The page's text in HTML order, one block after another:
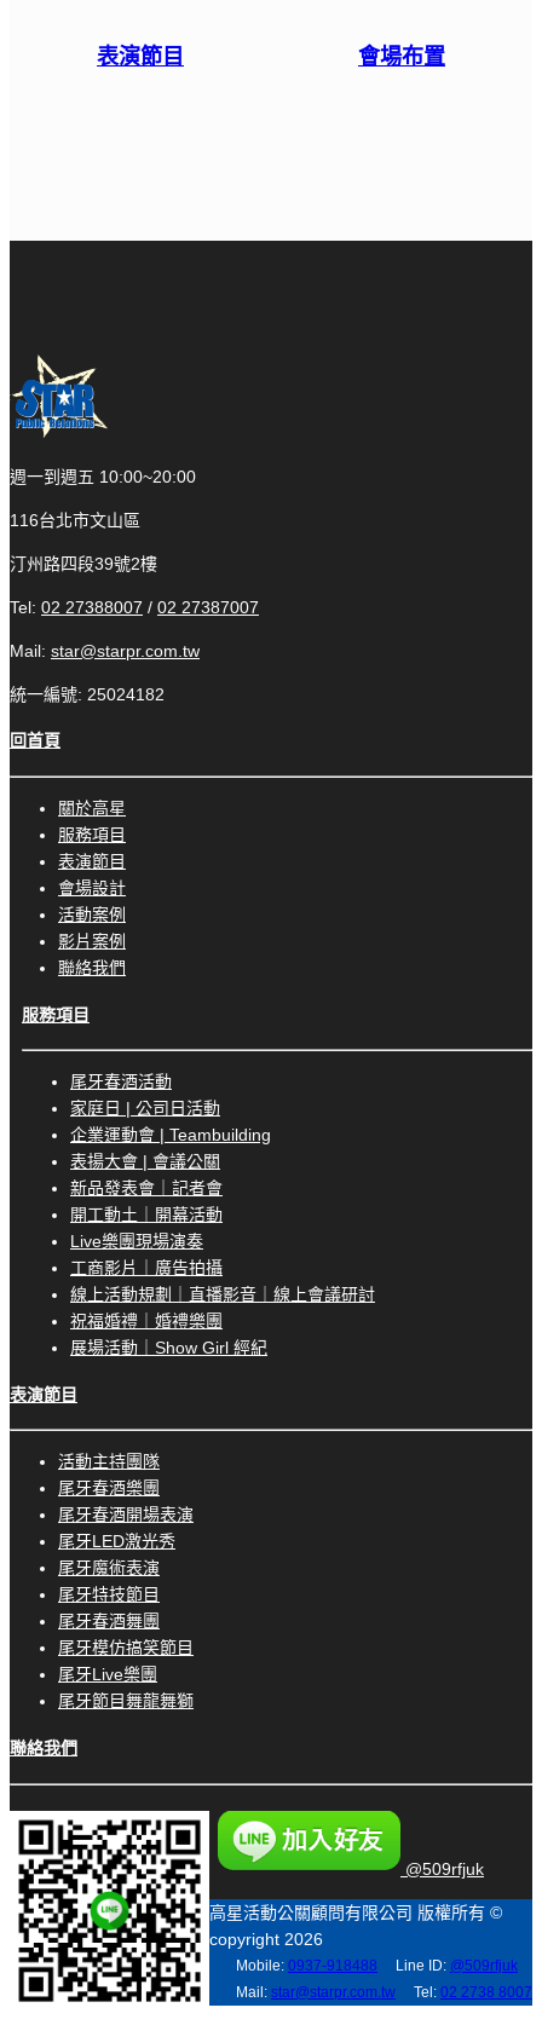
表演節目 會場布置
週一到週五 10:00~20:00
116台北市文山區
汀州路四段39號2樓
Tel: 02 27388007 / 02 27387007
Mail: star@starpr.com.tw
統一編號: 25024182
回首頁
關於高星
服務項目
表演節目
會場設計
活動案例
影片案例
聯絡我們
服務項目
尾牙春酒活動
家庭日 | 公司日活動
企業運動會 | Teambuilding
表揚大會 | 會議公關
新品發表會｜記者會
開工動土｜開幕活動
Live樂團現場演奏
工商影片｜廣告拍攝
線上活動規劃｜直播影音｜線上會議研討
祝福婚禮｜婚禮樂團
展場活動｜Show Girl 經紀
表演節目
活動主持團隊
尾牙春酒樂團
尾牙春酒開場表演
尾牙LED激光秀
尾牙魔術表演
尾牙特技節目
尾牙春酒舞團
尾牙模仿搞笑節目
尾牙Live樂團
尾牙節目舞龍舞獅
聯絡我們
@509rfjuk
高星活動公關顧問有限公司 版權所有 ©
copyright 2026
Mobile: 0937-918488 Line ID: @509rfjuk
Mail: star@starpr.com.tw Tel: 02 2738 8007